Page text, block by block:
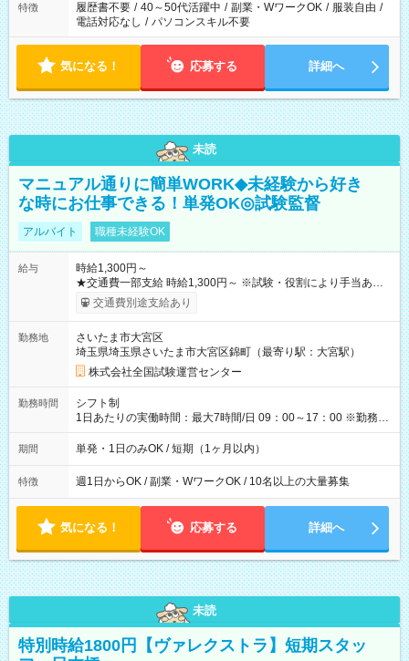
特徴 履歴書不要 / 40～50代活躍中 / 副業・WワークOK / 服装自由 /
電話対応なし / パソコンスキル不要
気になる！ 応募する 詳細へ
未読
マニュアル通りに簡単WORK◆未経験から好き
な時にお仕事できる！単発OK◎試験監督
アルバイト 職種未経験OK
給与
時給1,300円～
★交通費一部支給 時給1,300円～ ※試験・役割により手当あり
※勤務回数により昇給あり 【即給（前払い）オプションあ
り！】 希望される場合、勤務から1週間ほどで給与の一部を受け
例】 ・河合塾模擬試験 8:30～17:30（休憩1時間） 時給1,300円
×8時間＝日収10,400円＋交通費 ※当日の役割により時給＋100
円の場合あり ・国家試験 7:00～13:30（休憩なし） 時給1,300
円（役割手当＋100円）×6時間＝日収8,400円＋交通費 【試用期
間】試用期間なし
交通費別途支給あり
勤務地
さいたま市大宮区
埼玉県埼玉県さいたま市大宮区錦町（最寄り駅：大宮駅）
株式会社全国試験運営センター
勤務時間
シフト制
1日あたりの実働時間：最大7時間/日 09：00～17：00 ※勤務時
間は 試験により異なります。
期間 単発・1日のみOK / 短期（1ヶ月以内）
特徴 週1日からOK / 副業・WワークOK / 10名以上の大量募集
気になる！ 応募する 詳細へ
未読
特別時給1800円【ヴァレクストラ】短期スタッ